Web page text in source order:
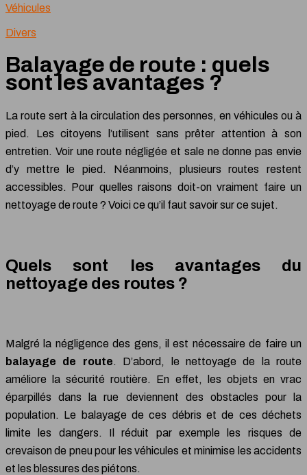
Véhicules
Divers
Balayage de route : quels
sont les avantages ?
La route sert à la circulation des personnes, en véhicules ou à
pied. Les citoyens l’utilisent sans prêter attention à son
entretien. Voir une route négligée et sale ne donne pas envie
d’y mettre le pied. Néanmoins, plusieurs routes restent
accessibles. Pour quelles raisons doit-on vraiment faire un
nettoyage de route ? Voici ce qu’il faut savoir sur ce sujet.
Quels sont les avantages du
nettoyage des routes ?
Malgré la négligence des gens, il est nécessaire de faire un
balayage de route. D’abord, le nettoyage de la route
améliore la sécurité routière. En effet, les objets en vrac
éparpillés dans la rue deviennent des obstacles pour la
population. Le balayage de ces débris et de ces déchets
limite les dangers. Il réduit par exemple les risques de
crevaison de pneu pour les véhicules et minimise les accidents
et les blessures des piétons.